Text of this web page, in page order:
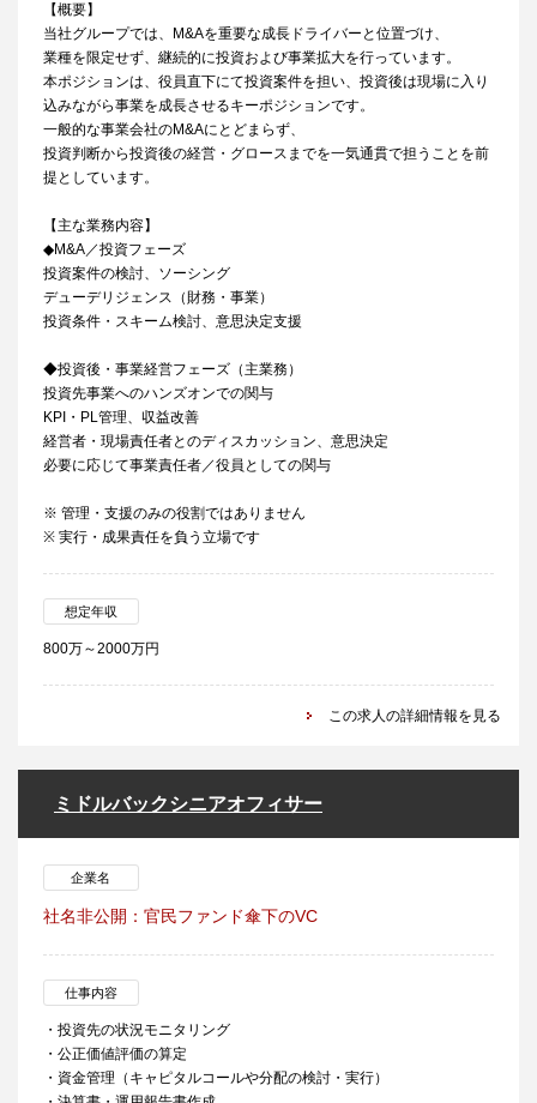
【概要】
当社グループでは、M&Aを重要な成長ドライバーと位置づけ、
業種を限定せず、継続的に投資および事業拡大を行っています。
本ポジションは、役員直下にて投資案件を担い、投資後は現場に入り
込みながら事業を成長させるキーポジションです。
一般的な事業会社のM&Aにとどまらず、
投資判断から投資後の経営・グロースまでを一気通貫で担うことを前
提としています。
【主な業務内容】
◆M&A／投資フェーズ
投資案件の検討、ソーシング
デューデリジェンス（財務・事業）
投資条件・スキーム検討、意思決定支援
◆投資後・事業経営フェーズ（主業務）
投資先事業へのハンズオンでの関与
KPI・PL管理、収益改善
経営者・現場責任者とのディスカッション、意思決定
必要に応じて事業責任者／役員としての関与
※ 管理・支援のみの役割ではありません
※ 実行・成果責任を負う立場です
想定年収
800万～2000万円
この求人の詳細情報を見る
ミドルバックシニアオフィサー
企業名
社名非公開：官民ファンド傘下のVC
仕事内容
・投資先の状況モニタリング
・公正価値評価の算定
・資⾦管理（キャピタルコールや分配の検討・実行）